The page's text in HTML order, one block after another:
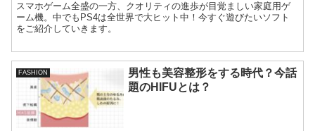
スマホゲーム全盛の一方、クオリティの進歩が目覚ましい家庭用ゲ
ーム機。中でもPS4は全世界で大ヒット中！今すぐ遊びたいソフト
をご紹介していきます。
FASHION
男性も美容整形をする時代？今話
題のHIFUとは？